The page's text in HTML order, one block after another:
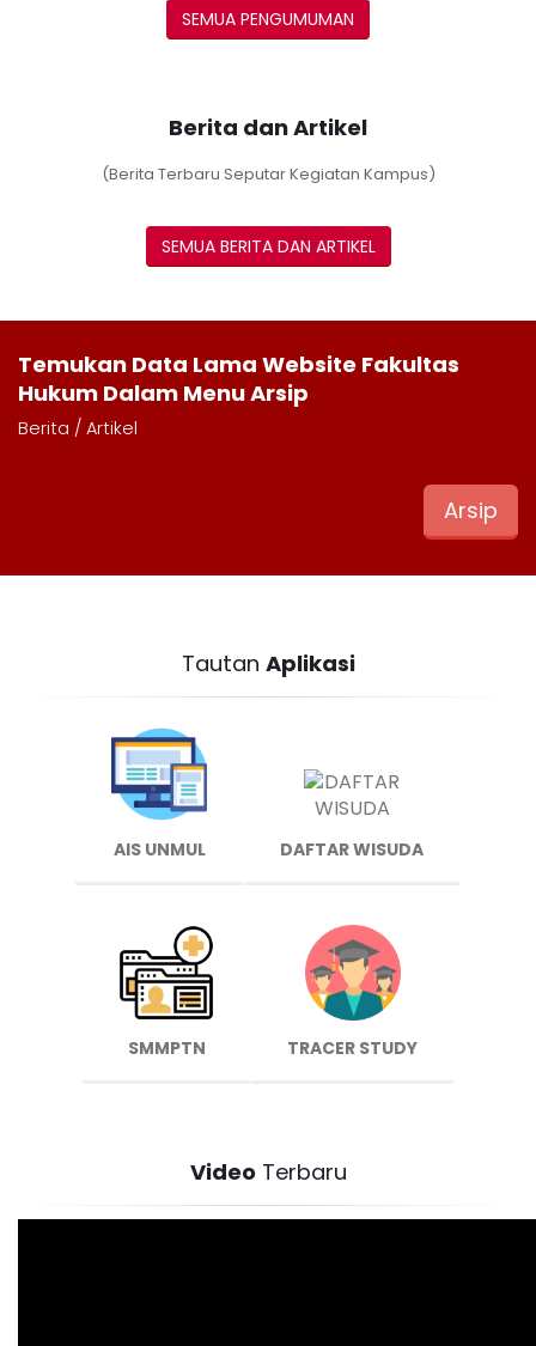
SEMUA PENGUMUMAN
Berita dan Artikel
(Berita Terbaru Seputar Kegiatan Kampus)
SEMUA BERITA DAN ARTIKEL
Temukan Data Lama Website Fakultas
Hukum Dalam Menu Arsip
Berita / Artikel
Arsip
Tautan Aplikasi
AIS UNMUL DAFTAR WISUDA
SMMPTN TRACER STUDY
VideoTerbaru